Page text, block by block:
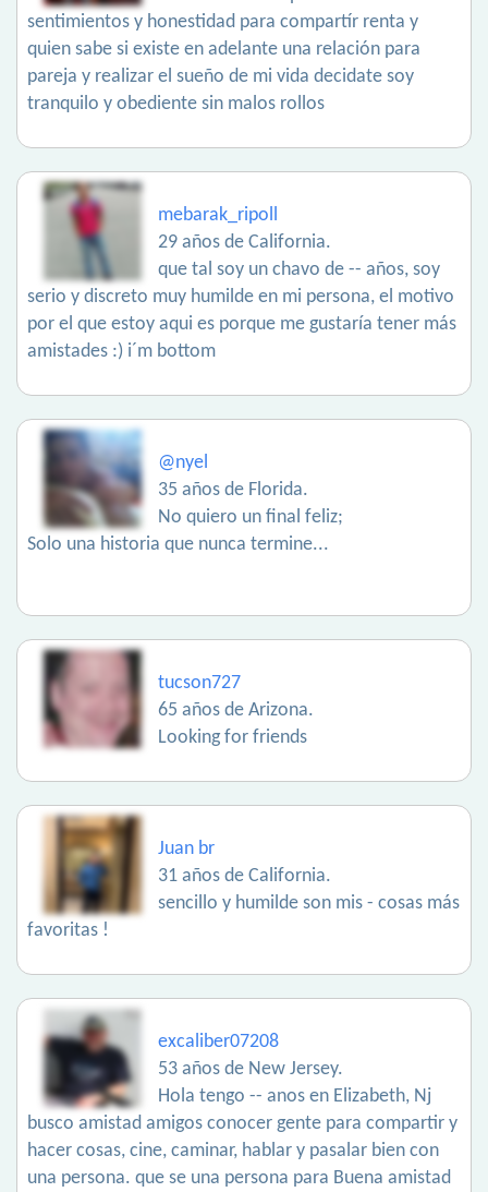
sentimientos y honestidad para compartír renta y
quien sabe si existe en adelante una relación para
pareja y realizar el sueño de mi vida decidate soy
tranquilo y obediente sin malos rollos
mebarak_ripoll
29 años de California.
que tal soy un chavo de -- años, soy
serio y discreto muy humilde en mi persona, el motivo
por el que estoy aqui es porque me gustaría tener más
amistades :) i´m bottom
@nyel
35 años de Florida.
No quiero un final feliz;
Solo una historia que nunca termine...
tucson727
65 años de Arizona.
Looking for friends
Juan br
31 años de California.
sencillo y humilde son mis - cosas más
favoritas !
excaliber07208
53 años de New Jersey.
Hola tengo -- anos en Elizabeth, Nj
busco amistad amigos conocer gente para compartir y
hacer cosas, cine, caminar, hablar y pasalar bien con
una persona. que se una persona para Buena amistad